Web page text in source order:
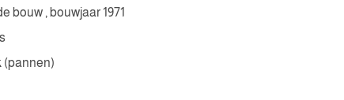
bouw , bouwjaar 1971
(pannen)